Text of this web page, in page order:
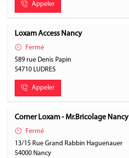
Appeler
Loxam Access Nancy
Fermé
589 rue Denis Papin
54710 LUDRES
Appeler
Corner Loxam - Mr.Bricolage Nancy
Fermé
13/15 Rue Grand Rabbin Haguenauer
54000 Nancy